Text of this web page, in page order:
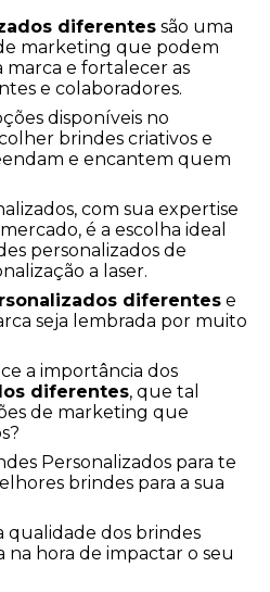
diferentes são uma
marketing que podem
marca e fortalecer as
e colaboradores.
disponíveis no
brindes criativos e
e encantem quem
com sua expertise
é a escolha ideal
personalizados de
a laser.
diferentes e
seja lembrada por muito
a importância dos
diferentes, que tal
de marketing que
Personalizados para te
brindes para a sua
qualidade dos brindes
hora de impactar o seu